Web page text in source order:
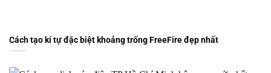
Cách tạo kí tự đặc biệt khoảng trống FreeFire đẹp nhất